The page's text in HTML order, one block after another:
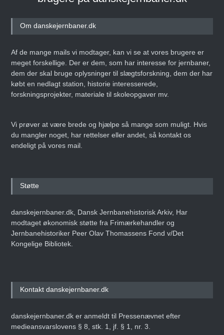
Om danskejernbaner.dk
Af de mange mails vi modtager, kan vi se at vores brugere er
meget forskellige. Der er dem, som har interesse for jernbaner,
dem der skal bruge oplysninger til slægtsforskning, dem der har
købt en nedlagt station, historie interesserede,
forskningsprojekter, materiale til skoleopgaver mv.
Vi prøver at være brede og hjælpe så mange som muligt. Hvis
du mangler noget, har rettelser eller andet, så kontakt os
endeligt på vores mail.
Støtte
danskejernbaner.dk, Dansk Jernbanehistorisk Arkiv, Har
modtaget økonomisk støtte fra Frimærkehandler og
Jernbanehistoriker Peer Olav Thomassens Fond v/Det
Kongelige Bibliotek.
Kontakt danskejernbaner.dk
danskejernbaner.dk er anmeldt til Pressenævnet efter
medieansvarslovens § 8, stk. 1, jf. § 1, nr. 3.